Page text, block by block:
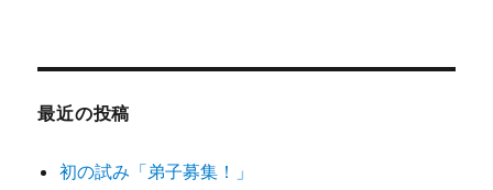
最近の投稿
初の試み「弟子募集！」